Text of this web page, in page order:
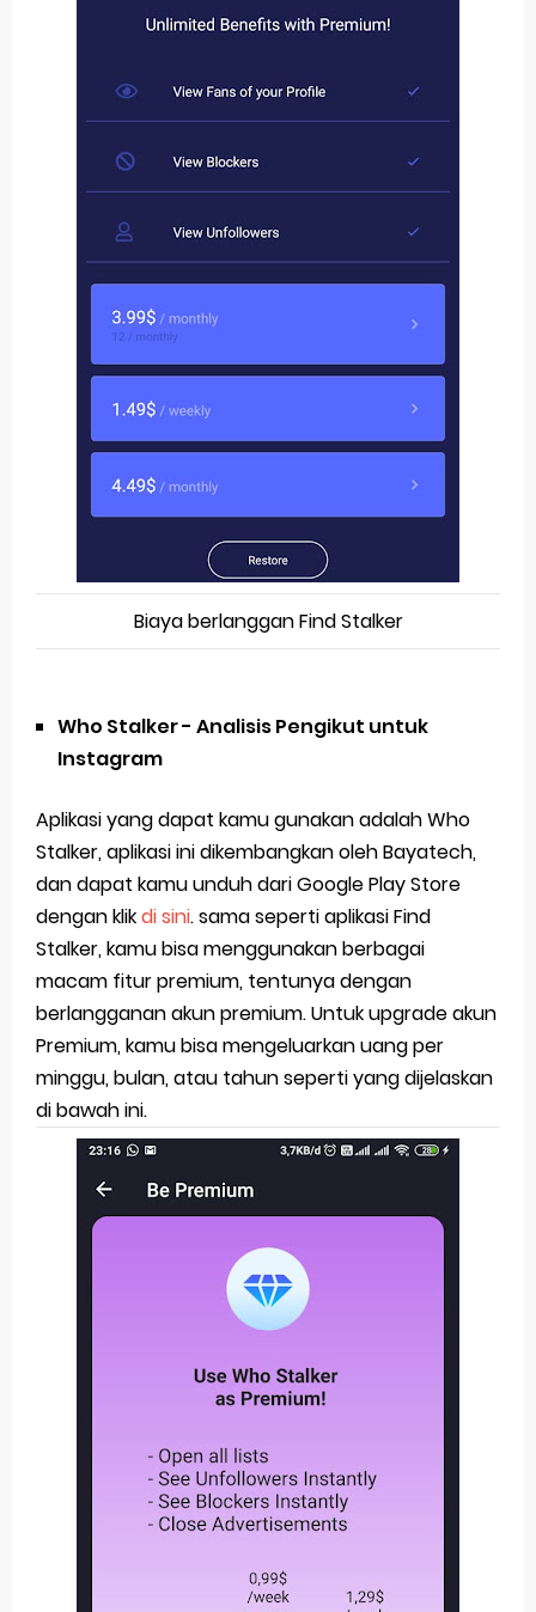
Biaya berlanggan Find Stalker
Who Stalker - Analisis Pengikut untuk
Instagram
Aplikasi yang dapat kamu gunakan adalah Who
Stalker, aplikasi ini dikembangkan oleh Bayatech,
dan dapat kamu unduh dari Google Play Store
dengan klikdi sini. sama seperti aplikasi Find
Stalker, kamu bisa menggunakan berbagai
macam fitur premium, tentunya dengan
berlangganan akun premium. Untuk upgrade akun
Premium, kamu bisa mengeluarkan uang per
minggu, bulan, atau tahun seperti yang dijelaskan
di bawah ini.